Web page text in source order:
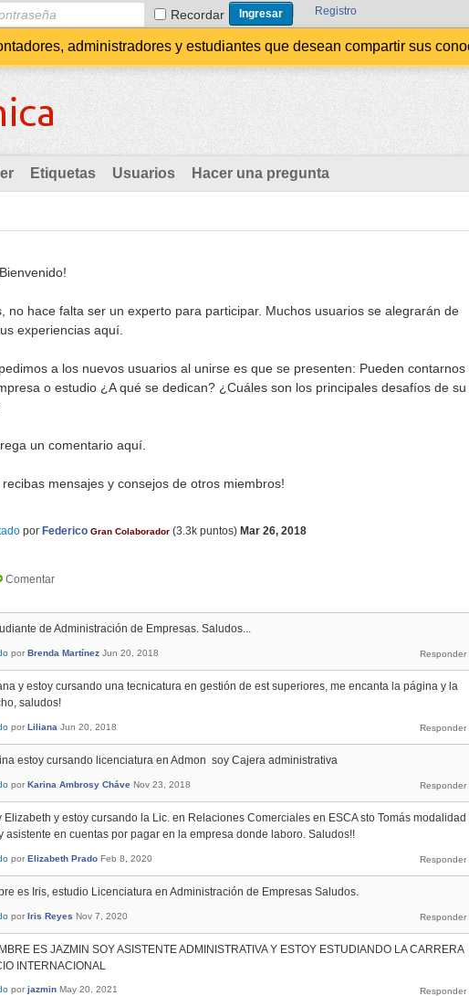
Recordar Registro
administradores y estudiantes que desean compartir sus
Etiquetas Usuarios Hacer una pregunta
no hace falta ser un experto para participar. Muchos usuarios se alegrarán de
experiencias aquí.
a los nuevos usuarios al unirse es que se presenten: Pueden contarnos
o estudio ¿A qué se dedican? ¿Cuáles son los principales desafíos de su
un comentario aquí.
recibas mensajes y consejos de otros miembros!
por Federico Gran Colaborador (3.3k puntos) Mar 26, 2018
de Administración de Empresas. Saludos...
por Brenda Martínez Jun 20, 2018
y estoy cursando una tecnicatura en gestión de est superiores, me encanta la página y la
saludos!
por Liliana Jun 20, 2018
estoy cursando licenciatura en Admon soy Cajera administrativa
por Karina Ambrosy Cháve Nov 23, 2018
Elizabeth y estoy cursando la Lic. en Relaciones Comerciales en ESCA sto Tomás modalidad
asistente en cuentas por pagar en la empresa donde laboro. Saludos!!
por Elizabeth Prado Feb 8, 2020
es Iris, estudio Licenciatura en Administración de Empresas Saludos.
por Iris Reyes Nov 7, 2020
ES JAZMIN SOY ASISTENTE ADMINISTRATIVA Y ESTOY ESTUDIANDO LA CARRERA
INTERNACIONAL
por jazmin May 20, 2021